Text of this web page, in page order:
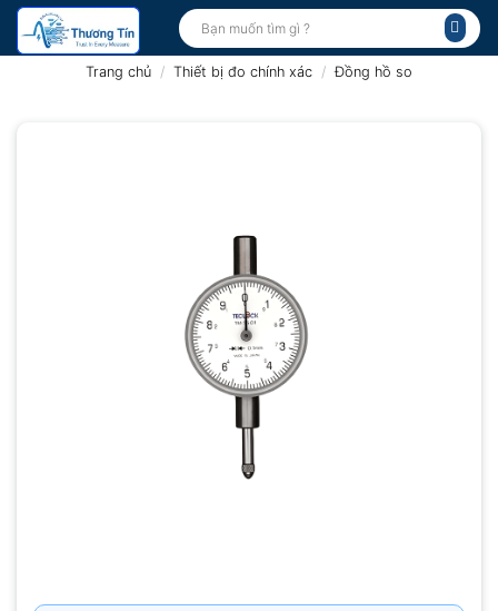
Bỏ
qua
Tìm
kiếm:
Trang chủ / Thiết bị đo chính xác / Đồng hồ so